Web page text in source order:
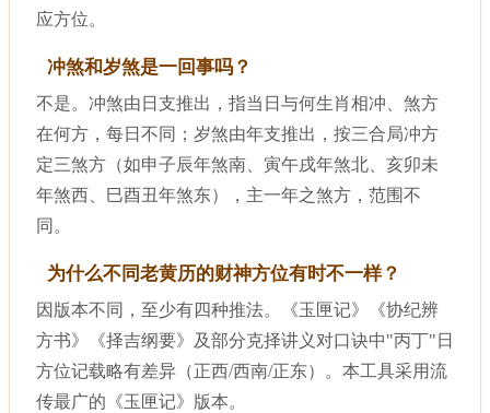
应方位。
冲煞和岁煞是一回事吗？
不是。冲煞由日支推出，指当日与何生肖相冲、煞方
在何方，每日不同；岁煞由年支推出，按三合局冲方
定三煞方（如申子辰年煞南、寅午戌年煞北、亥卯未
年煞西、巳酉丑年煞东），主一年之煞方，范围不
同。
为什么不同老黄历的财神方位有时不一样？
因版本不同，至少有四种推法。《玉匣记》《协纪辨
方书》《择吉纲要》及部分克择讲义对口诀中"丙丁"日
方位记载略有差异（正西/西南/正东）。本工具采用流
传最广的《玉匣记》版本。